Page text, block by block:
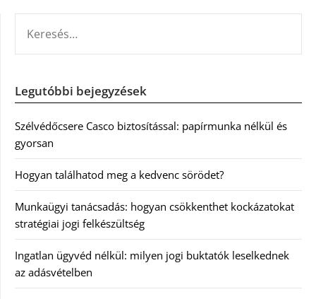
Legutóbbi bejegyzések
Szélvédőcsere Casco biztosítással: papírmunka nélkül és
gyorsan
Hogyan találhatod meg a kedvenc sörödet?
Munkaügyi tanácsadás: hogyan csökkenthet kockázatokat
stratégiai jogi felkészültség
Ingatlan ügyvéd nélkül: milyen jogi buktatók leselkednek
az adásvételben